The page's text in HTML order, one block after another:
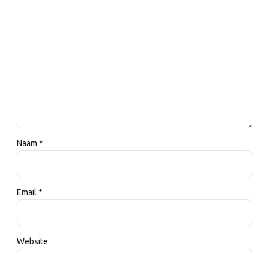
Naam *
Email *
Website